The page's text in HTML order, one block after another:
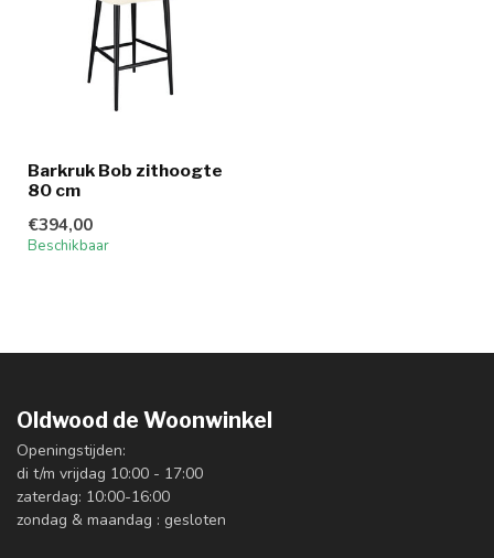
Barkruk Bob zithoogte
80 cm
€394,00
Beschikbaar
Oldwood de Woonwinkel
Openingstijden:
di t/m vrijdag 10:00 - 17:00
zaterdag: 10:00-16:00
zondag & maandag : gesloten